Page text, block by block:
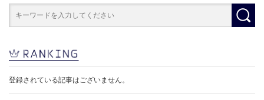
登録されている記事はございません。